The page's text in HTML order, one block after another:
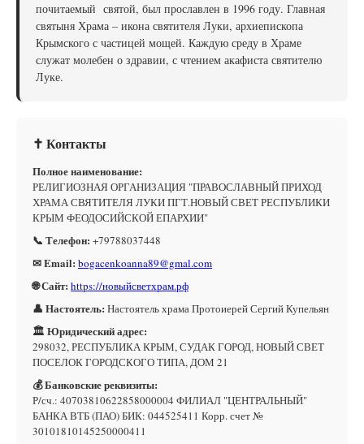
почитаемый святой, был прославлен в 1996 году. Главная
святыня Храма – икона святителя Луки, архиепископа
Крымского с частицей мощей. Каждую среду в Храме
служат молебен о здравии, с чтением акафиста святителю
Луке.
✝ Контакты
Полное наименование:
РЕЛИГИОЗНАЯ ОРГАНИЗАЦИЯ "ПРАВОСЛАВНЫЙ ПРИХОД
ХРАМА СВЯТИТЕЛЯ ЛУКИ ПГТ.НОВЫЙ СВЕТ РЕСПУБЛИКИ
КРЫМ ФЕОДОСИЙСКОЙ ЕПАРХИИ"
📞 Телефон: +79788037448
✉ Email: bogacenkoanna89@gmal.com
🌐 Сайт: https://новыйсветхрам.рф
👤 Настоятель: Настоятель храма Протоиерей Сергий Купельян
🏛 Юридический адрес:
298032, РЕСПУБЛИКА КРЫМ, СУДАК ГОРОД, НОВЫЙ СВЕТ
ПОСЕЛОК ГОРОДСКОГО ТИПА, ДОМ 21
💰 Банковские реквизиты:
Р/сч.: 40703810622858000004 ФИЛИАЛ "ЦЕНТРАЛЬНЫЙ"
БАНКА ВТБ (ПАО) БИК: 044525411 Корр. счет №
30101810145250000411